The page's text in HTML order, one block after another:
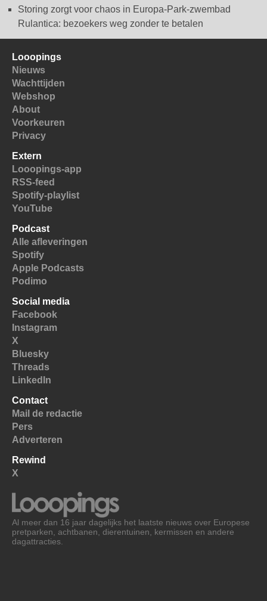
Storing zorgt voor chaos in Europa-Park-zwembad
Rulantica: bezoekers weg zonder te betalen
Looopings
Nieuws
Wachttijden
Webshop
About
Voorkeuren
Privacy
Extern
Looopings-app
RSS-feed
Spotify-playlist
YouTube
Podcast
Alle afleveringen
Spotify
Apple Podcasts
Podimo
Social media
Facebook
Instagram
X
Bluesky
Threads
LinkedIn
Contact
Mail de redactie
Pers
Adverteren
Rewind
X
Al meer dan 16 jaar dagelijks het laatste nieuws over Europese
pretparken, achtbanen, dierentuinen, kermissen en andere
dagattracties.